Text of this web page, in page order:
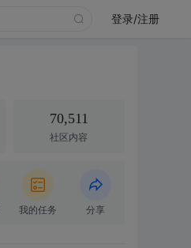
登录/注册
70,511
社区内容
我的任务 分享